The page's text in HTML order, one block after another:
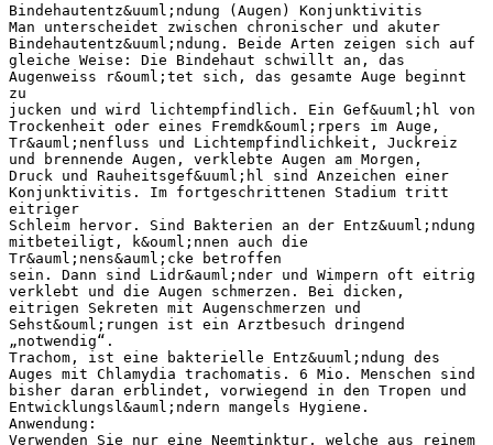
Bindehautentz&uuml;ndung (Augen) Konjunktivitis
Man unterscheidet zwischen chronischer und akuter
Bindehautentz&uuml;ndung. Beide Arten zeigen sich auf
gleiche Weise: Die Bindehaut schwillt an, das
Augenweiss r&ouml;tet sich, das gesamte Auge beginnt
zu
jucken und wird lichtempfindlich. Ein Gef&uuml;hl von
Trockenheit oder eines Fremdk&ouml;rpers im Auge,
Tr&auml;nenfluss und Lichtempfindlichkeit, Juckreiz
und brennende Augen, verklebte Augen am Morgen,
Druck und Rauheitsgef&uuml;hl sind Anzeichen einer
Konjunktivitis. Im fortgeschrittenen Stadium tritt
eitriger
Schleim hervor. Sind Bakterien an der Entz&uuml;ndung
mitbeteiligt, k&ouml;nnen auch die
Tr&auml;nens&auml;cke betroffen
sein. Dann sind Lidr&auml;nder und Wimpern oft eitrig
verklebt und die Augen schmerzen. Bei dicken,
eitrigen Sekreten mit Augenschmerzen und
Sehst&ouml;rungen ist ein Arztbesuch dringend
„notwendig“.
Trachom, ist eine bakterielle Entz&uuml;ndung des
Auges mit Chlamydia trachomatis. 6 Mio. Menschen sind
bisher daran erblindet, vorwiegend in den Tropen und
Entwicklungsl&auml;ndern mangels Hygiene.
Anwendung:
Verwenden Sie nur eine Neemtinktur, welche aus reinem